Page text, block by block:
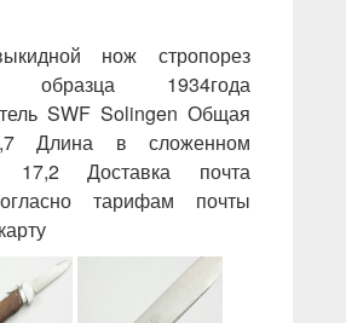
нож стропорез
образца 1934года
SWF Solingen Общая
Длина в сложенном
17,2 Доставка почта
тарифам почты